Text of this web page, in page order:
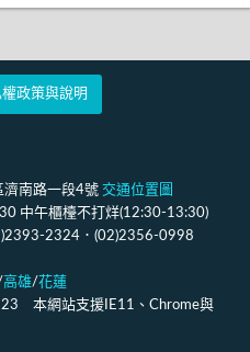
權政策與說明
南路一段4號 交通位置圖
中午櫃檯不打烊(12:30-13:30)
2324．(02)2356-0998
高雄/花蓮
本網站支援IE11、Chrome與